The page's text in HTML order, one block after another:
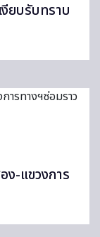
ยบรับทราบ
ง-แขวงการ